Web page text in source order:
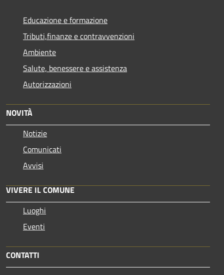
Educazione e formazione
Tributi,finanze e contravvenzioni
Ambiente
Salute, benessere e assistenza
Autorizzazioni
NOVITÀ
Notizie
Comunicati
Avvisi
VIVERE IL COMUNE
Luoghi
Eventi
CONTATTI